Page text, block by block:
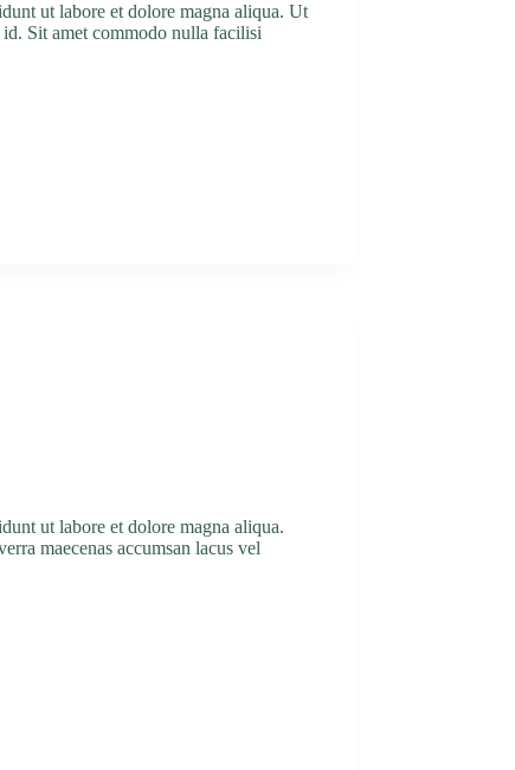
ut labore et dolore magna aliqua. Ut
Sit amet commodo nulla facilisi
ut labore et dolore magna aliqua.
maecenas accumsan lacus vel